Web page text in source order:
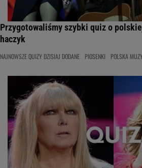
Przygotowaliśmy szybki quiz o
haczyk
NAJNOWSZE QUIZY DZISIAJ DODANE PIOSENKI POLSKA